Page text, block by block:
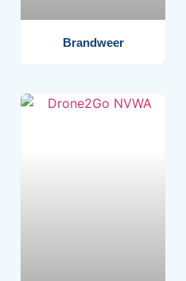
Brandweer